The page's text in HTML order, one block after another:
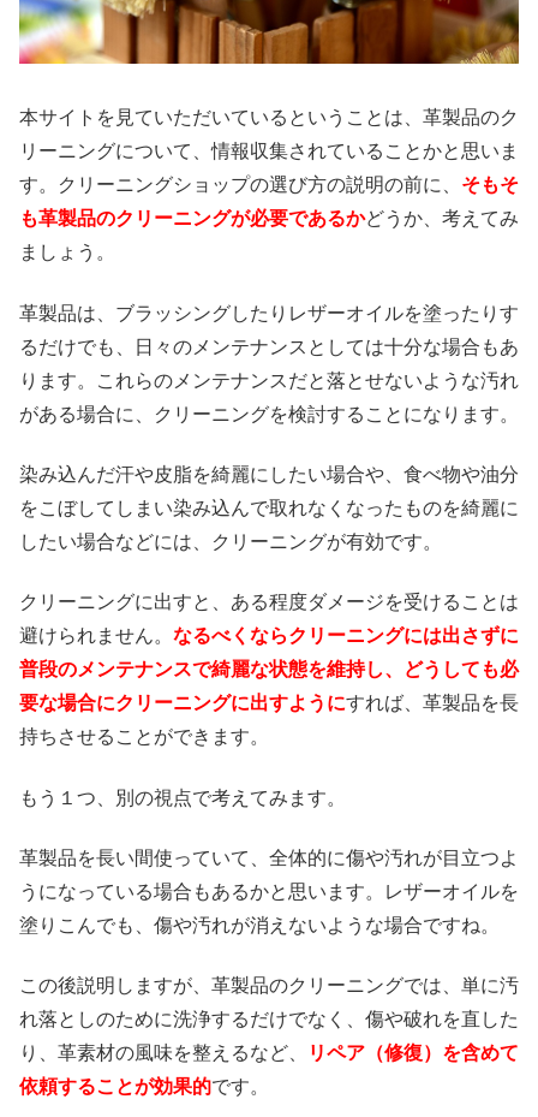
本サイトを見ていただいているということは、革製品のク
リーニングについて、情報収集されていることかと思いま
す。クリーニングショップの選び方の説明の前に、 そもそ
も革製品のクリーニングが必要であるかどうか、考えてみ
ましょう。
革製品は、ブラッシングしたりレザーオイルを塗ったりす
るだけでも、日々のメンテナンスとしては十分な場合もあ
ります。これらのメンテナンスだと落とせないような汚れ
がある場合に、クリーニングを検討することになります。
染み込んだ汗や皮脂を綺麗にしたい場合や、食べ物や油分
をこぼしてしまい染み込んで取れなくなったものを綺麗に
したい場合などには、クリーニングが有効です。
クリーニングに出すと、ある程度ダメージを受けることは
避けられません。 なるべくならクリーニングには出さずに
普段のメンテナンスで綺麗な状態を維持し、どうしても必
要な場合にクリーニングに出すようにすれば、革製品を長
持ちさせることができます。
もう１つ、別の視点で考えてみます。
革製品を長い間使っていて、全体的に傷や汚れが目立つよ
うになっている場合もあるかと思います。レザーオイルを
塗りこんでも、傷や汚れが消えないような場合ですね。
この後説明しますが、革製品のクリーニングでは、単に汚
れ落としのために洗浄するだけでなく、傷や破れを直した
り、革素材の風味を整えるなど、
リペア（修復）を含めて
依頼することが効果的です。